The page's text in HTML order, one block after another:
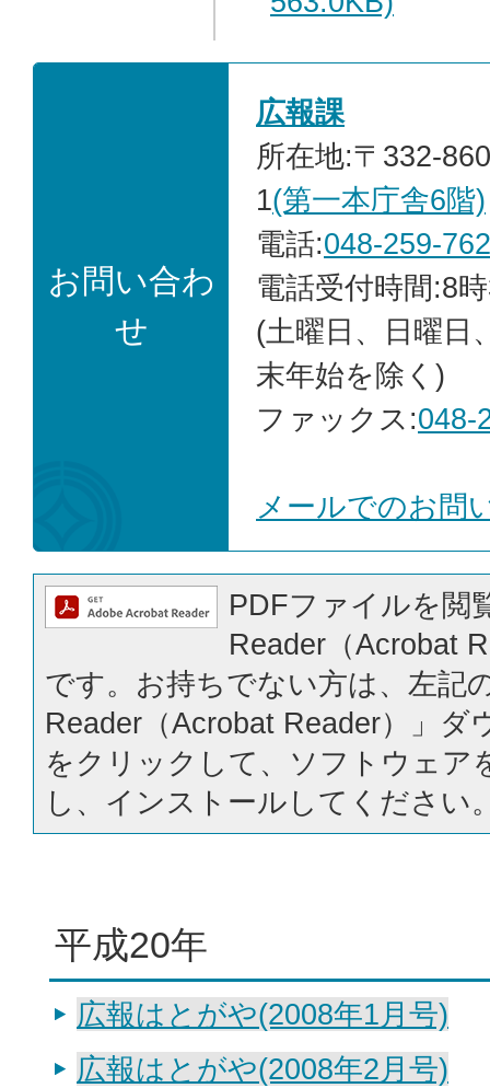
お問い合わ
せ
広報課
所在地:〒332-
1(第一本庁舎6階)
電話:048-259-
電話受付時間:8
(土曜日、日曜日
末年始を除く)
ファックス:048-
メールでのお問
PDFファイルを閲
Reader（Acrobat
です。お持ちでない方は、左記
Reader（Acrobat Reader）」ダ
をクリックして、ソフトウェア
し、インストールしてください
平成20年
広報はとがや(2008年1月号)
広報はとがや(2008年2月号)